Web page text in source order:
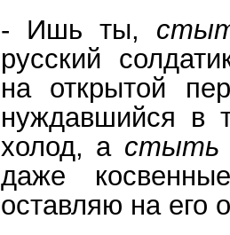
- Ишь ты,
русский
на открытой
нуждавшийся в
холод, а стыть
даже
оставляю на его